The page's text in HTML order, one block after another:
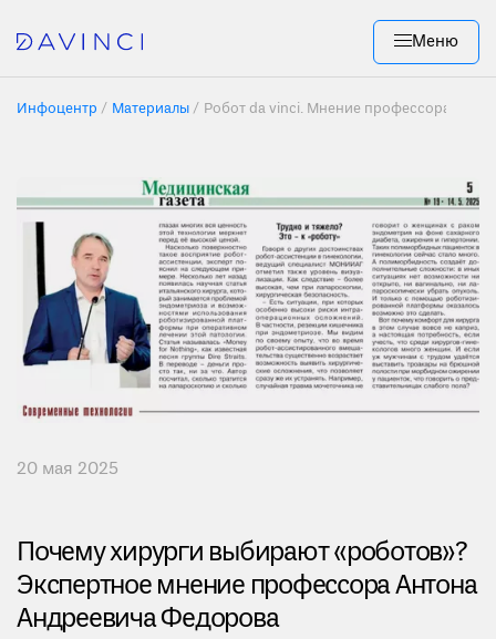
Меню
Инфоцентр Материалы Робот da vinci. Мнение профессора
20 мая 2025
Почему хирурги выбирают «роботов»?
Экспертное мнение профессора Антона
Андреевича Федорова